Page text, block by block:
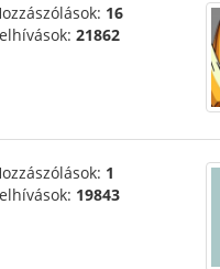
16
21862
1
19843